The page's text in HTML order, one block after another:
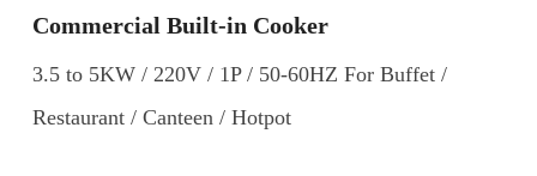
Commercial Built-in Cooker
3.5 to 5KW / 220V / 1P / 50-60HZ For Buffet /
Restaurant / Canteen / Hotpot